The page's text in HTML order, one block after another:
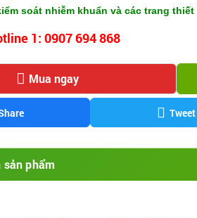
soát nhiễm khuẩn và các trang
1: 0907 694 868
Mua ngay
Tweet
phẩm